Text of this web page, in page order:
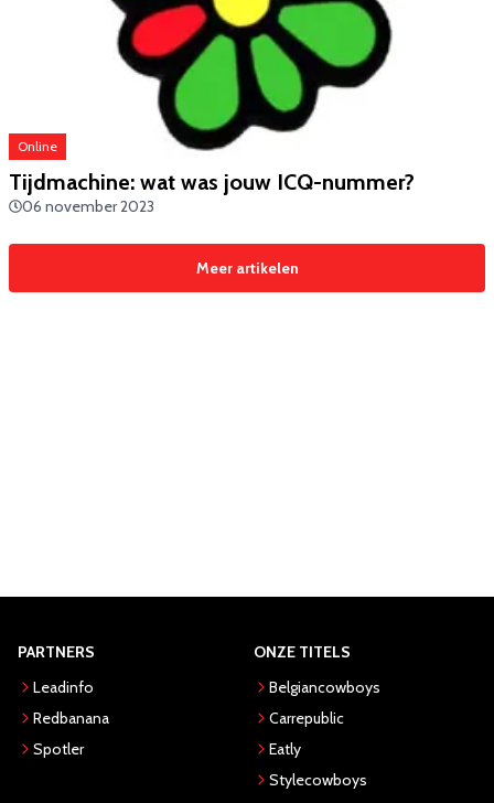
Online
Tijdmachine: wat was jouw ICQ-nummer?
06 november 2023
Meer artikelen
PARTNERS
Leadinfo
Redbanana
Spotler
ONZE TITELS
Belgiancowboys
Carrepublic
Eatly
Stylecowboys